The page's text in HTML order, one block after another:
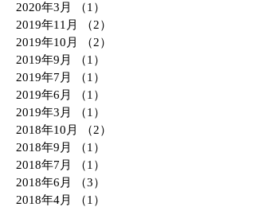
2020年3月
（1）
2019年11月
（2）
2019年10月
（2）
2019年9月
（1）
2019年7月
（1）
2019年6月
（1）
2019年3月
（1）
2018年10月
（2）
2018年9月
（1）
2018年7月
（1）
2018年6月
（3）
2018年4月
（1）